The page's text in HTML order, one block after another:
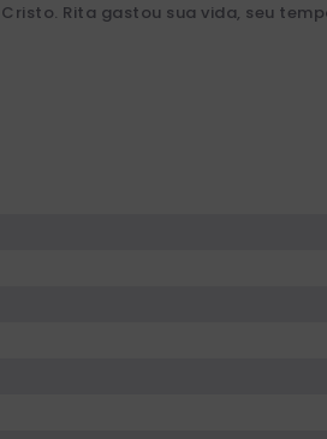
Rita gastou sua vida, seu